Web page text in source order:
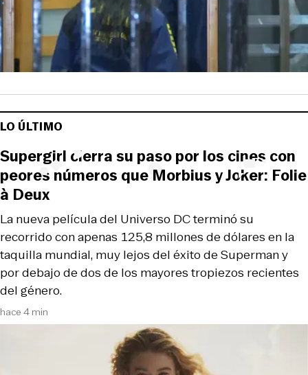
LO ÚLTIMO
hace 4 min
La nueva película del Universo DC terminó su
recorrido con apenas 125,8 millones de dólares en la
taquilla mundial, muy lejos del éxito de Superman y
por debajo de dos de los mayores tropiezos recientes
del género.
Supergirl cierra su paso por los cines con
peores números que Morbius y Joker: Folie
à Deux